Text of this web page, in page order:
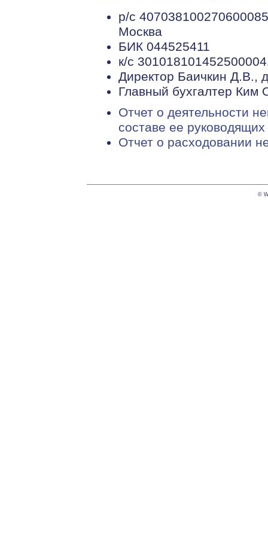
р/с
Москва
БИК 044525411
к/с
Директор Баичкин Д.В.,
Главный бухгалтер Ким
Отчет о деятельности
составе ее
Отчет о расходовании
©